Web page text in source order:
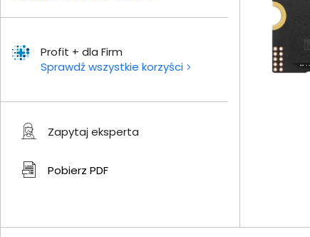
Profit + dla Firm
Sprawdź wszystkie korzyści
Zapytaj eksperta
Pobierz PDF